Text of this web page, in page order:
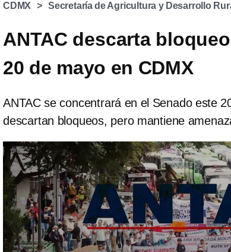
CDMX Secretaría de Agricultura y Desarrollo
ANTAC descarta
20 de mayo en CDMX
ANTAC se concentrará en el Senado este
descartan bloqueos, pero mantiene